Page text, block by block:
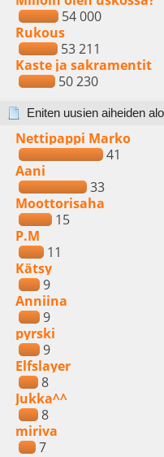
54 000
Rukous
53 211
Kaste ja sakramentit
50 230
Eniten uusien aiheiden
Nettipappi Marko
41
Aani
33
Moottorisaha
15
P.M
11
Kätsy
9
Anniina
9
pyrski
9
Elfslayer
8
Jukka^^
8
miriva
7